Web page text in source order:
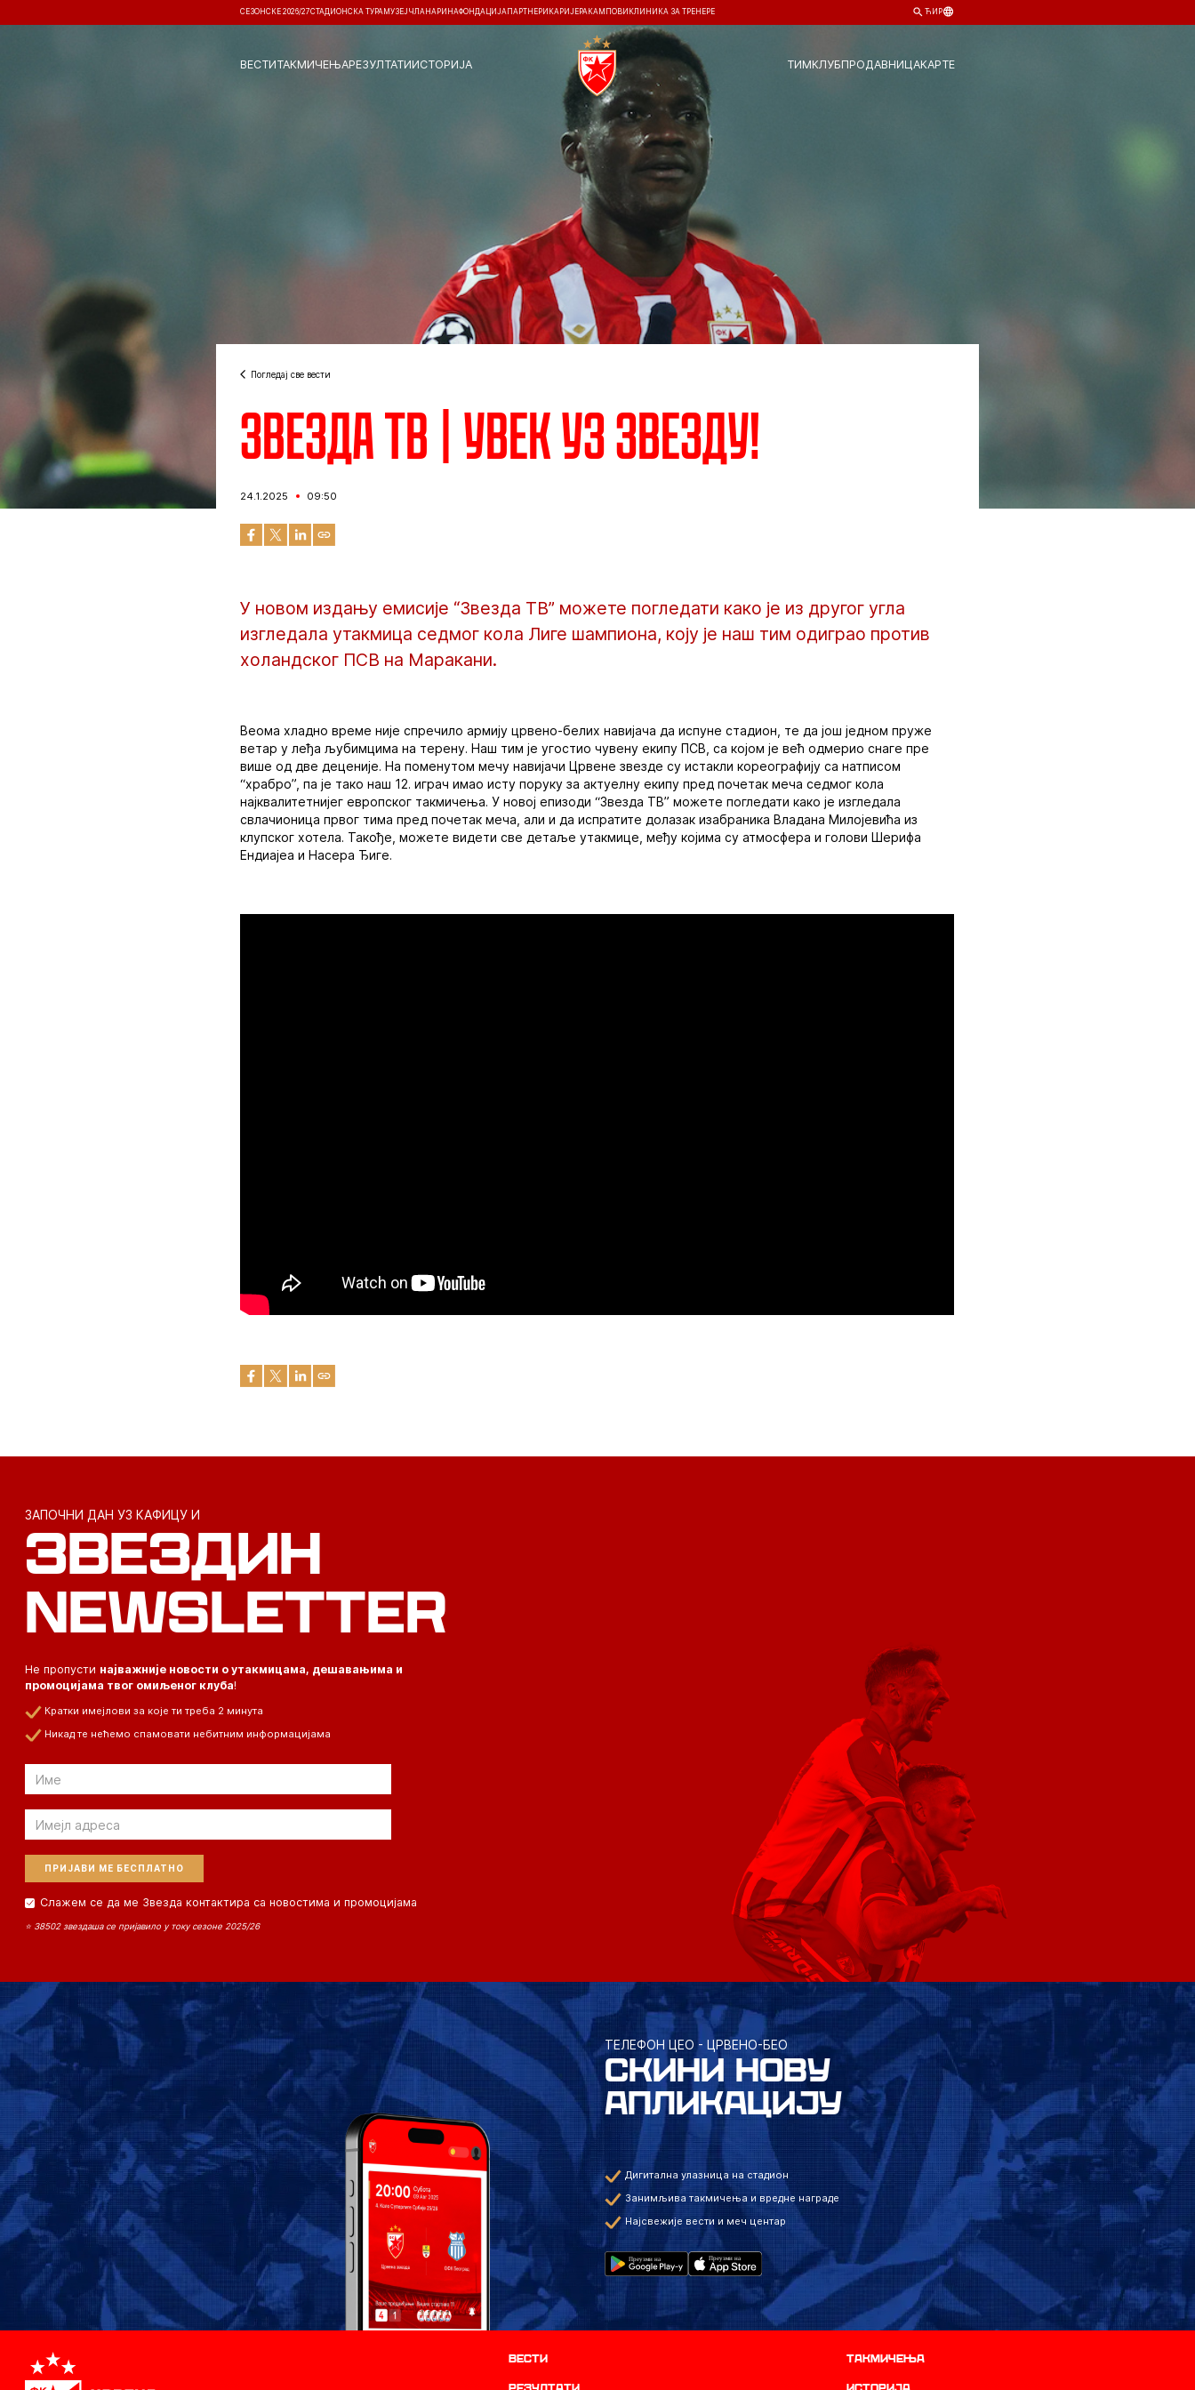
СЕЗОНСКЕ 2026/27СТАДИОНСКА ТУРА МУЗЕЈ ЧЛАНАРИНАФОНДАЦИЈА ПАРТНЕРИ КАРИЈЕРА КАМПОВИ КЛИНИКА ЗА ТРЕНЕРЕ ЋИР
ВЕСТИТАКМИЧЕЊАРЕЗУЛТАТИИСТОРИЈА ТИМКЛУБПРОДАВНИЦАКАРТЕ
Погледај све вести
Звезда ТВ | Увек уз Звезду!
24.1.2025 09:50
У новом издању емисије “Звезда ТВ” можете погледати како је из другог угла
изгледала утакмица седмог кола Лиге шампиона, коју је наш тим одиграо против
холандског ПСВ на Маракани.
Веома хладно време није спречило армију црвено-белих навијача да испуне стадион, те да још једном пруже
ветар у леђа љубимцима на терену. Наш тим је угостио чувену екипу ПСВ, са којом је већ одмерио снаге пре
више од две деценије. На поменутом мечу навијачи Црвене звезде су истакли кореографију са натписом
“храбро”, па је тако наш 12. играч имао исту поруку за актуелну екипу пред почетак меча седмог кола
најквалитетнијег европског такмичења. У новој епизоди “Звезда ТВ” можете погледати како је изгледала
свлачионица првог тима пред почетак меча, али и да испратите долазак изабраника Владана Милојевића из
клупског хотела. Такође, можете видети све детаље утакмице, међу којима су атмосфера и голови Шерифа
Ендиајеа и Насера Ђиге.
ЗАПОЧНИ ДАН УЗ КАФИЦУ И
ЗВЕЗДИН
NEWSLETTER
Не пропусти најважније новости о утакмицама, дешавањима и
промоцијама твог омиљеног клуба!
Кратки имејлови за које ти треба 2 минута
Никад те нећемо спамовати небитним информацијама
Email
Email
Слажем се да ме Звезда контактира са новостима и промоцијама
⭐ 38502 звездаша се пријавило у току сезоне 2025/26
ТЕЛЕФОН ЦЕО - ЦРВЕНО-БЕО
СКИНИ НОВУ
АПЛИКАЦИЈУ
Дигитална улазница на стадион
Занимљива такмичења и вредне награде
Најсвежије вести и меч центар
Вести Такмичења